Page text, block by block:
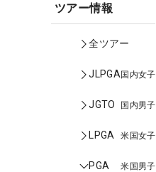
ツアー情報
全ツアー
JLPGA国内女子
JGTO 国内男子
LPGA 米国女子
PGA 米国男子